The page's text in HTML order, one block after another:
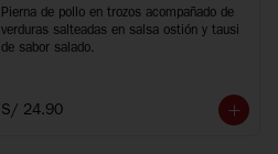
Pierna de pollo en trozos acompañado de
verduras salteadas en salsa ostión y tausi
de sabor salado.
S/ 24.90